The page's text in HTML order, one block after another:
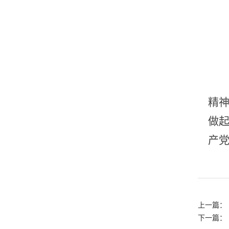
精
做
产
上一篇：
下一篇：